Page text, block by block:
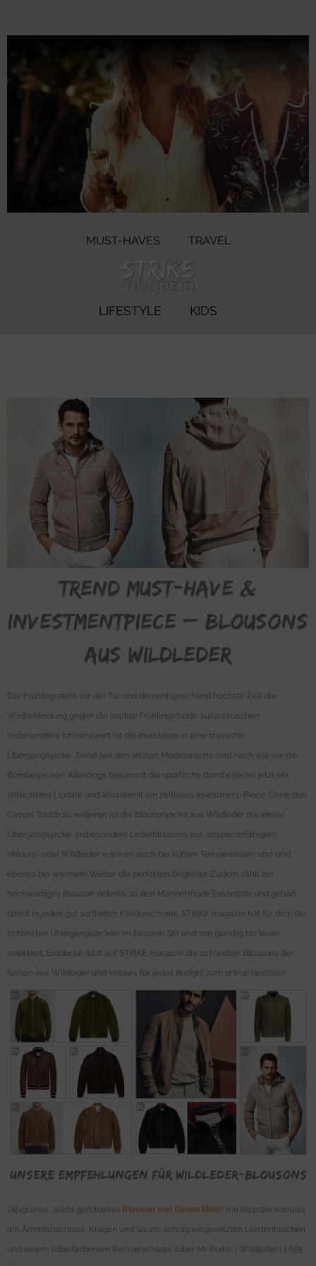
MUST-HAVES TRAVEL
LIFESTYLE KIDS
Trend Must-Have &
Investmentpiece – Blousons
aus Wildleder
Der Frühling steht vor der Tür und dementsprechend höchste Zeit die
Winterkleidung gegen die leichte Frühlingsmode auszutauschen.
Insbesondere lohnenswert ist die Investition in eine stylische
Übergangsjacke. Trend seit den letzten Modesaisons sind nach wie vor die
Bomberjacken. Allerdings bekommt die sportliche Bomberjacke jetzt ein
stilsicheres Update und wird damit ein zeitloses Investment-Piece. Ohne den
Casual Touch zu verlieren ist die Blousonjacke aus Wildleder die ideale
Übergangsjacke. Insbesondere Lederblousons aus strapazierfähigem
Velours- oder Wildleder wärmen auch bei kühlen Temperaturen und sind
ebenso bei warmem Wetter die perfekten Begleiter. Zudem zählt ein
hochwertiges Blouson definitiv zu den Männermode Essentials und gehört
damit in jeden gut sortierten Kleiderschrank. STRIKE magazin hat für dich die
schönsten Übergangsjacken im Blouson Stil und von günstig bis teuer
selektiert. Entdecke jetzt auf STRIKE magazin die schönsten Blousons der
Saison aus Wildleder und Velours für jedes Budget zum online bestellen.
Unsere Empfehlungen für Wildleder-Blousons
Olivgrünes, leicht gefüttertes Blouson von Simon Miller mti Rippstrickdetails
am Ärmelabschluss, Kragen und Saum, schräg eingesetzten Leistentaschen
und einem silberfarbenem Reißverschluss. (über Mr Porter | Wildleder | 1.695